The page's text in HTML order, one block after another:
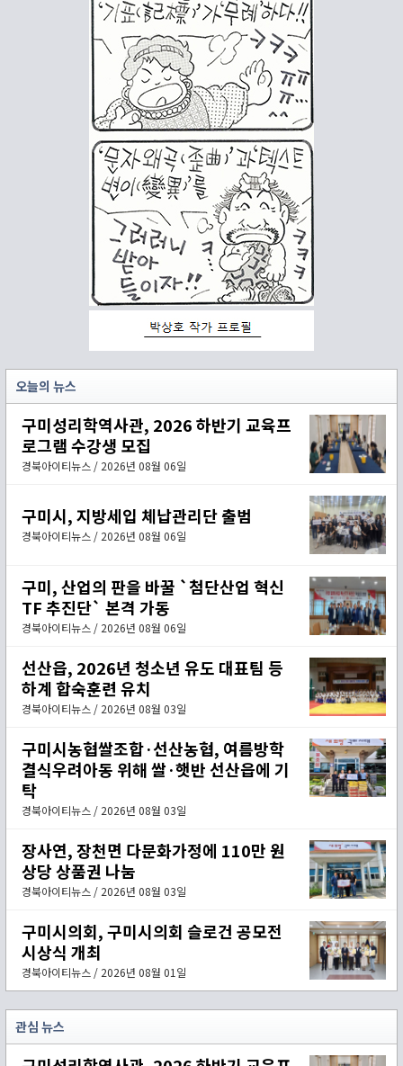
오늘의 뉴스
구미성리학역사관, 2026 하반기 교육프
로그램 수강생 모집
경북아이티뉴스 / 2026년 08월 06일
구미시, 지방세입 체납관리단 출범
경북아이티뉴스 / 2026년 08월 06일
구미, 산업의 판을 바꿀 `첨단산업 혁신
TF 추진단` 본격 가동
경북아이티뉴스 / 2026년 08월 06일
선산읍, 2026년 청소년 유도 대표팀 등
하계 합숙훈련 유치
경북아이티뉴스 / 2026년 08월 03일
구미시농협쌀조합·선산농협, 여름방학
결식우려아동 위해 쌀·햇반 선산읍에 기
탁
경북아이티뉴스 / 2026년 08월 03일
장사연, 장천면 다문화가정에 110만 원
상당 상품권 나눔
경북아이티뉴스 / 2026년 08월 03일
구미시의회, 구미시의회 슬로건 공모전
시상식 개최
경북아이티뉴스 / 2026년 08월 01일
관심 뉴스